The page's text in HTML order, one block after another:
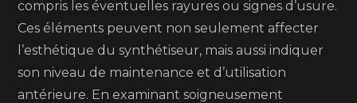
compris les éventuelles rayures ou signes d’usure.
Ces éléments peuvent non seulement affecter
l’esthétique du synthétiseur, mais aussi indiquer
son niveau de maintenance et d’utilisation
antérieure. En examinant soigneusement